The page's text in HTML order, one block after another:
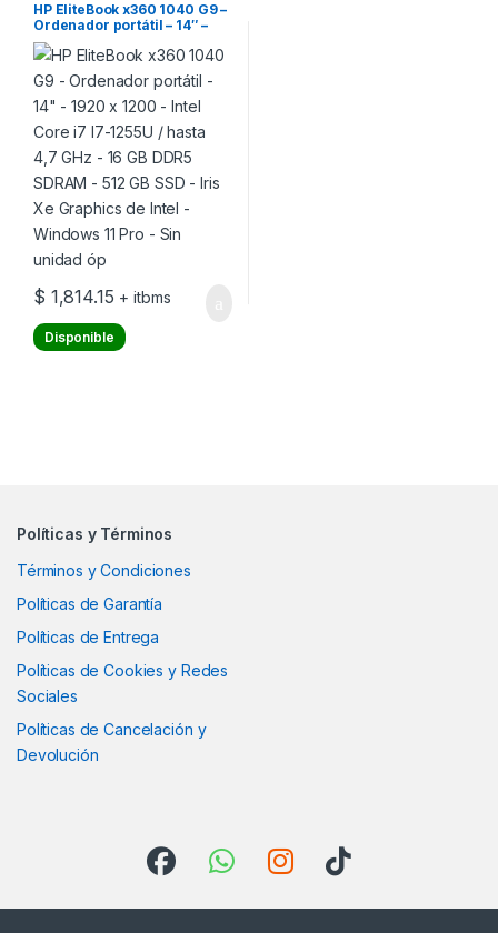
HP EliteBook x360 1040 G9 –
Ordenador portátil – 14″ –
1920 x 1200 – Intel Core i7
I7-1255U / hasta 4,7 GHz – 16
GB DDR5 SDRAM – 512 GB
SSD – Iris Xe Graphics de
Intel – Windows 11 Pro – Sin
$ 1,814.15 + itbms
Disponible
Políticas y Términos
Términos y Condiciones
Políticas de Garantía
Políticas de Entrega
Políticas de Cookies y Redes
Sociales
Políticas de Cancelación y
Devolución